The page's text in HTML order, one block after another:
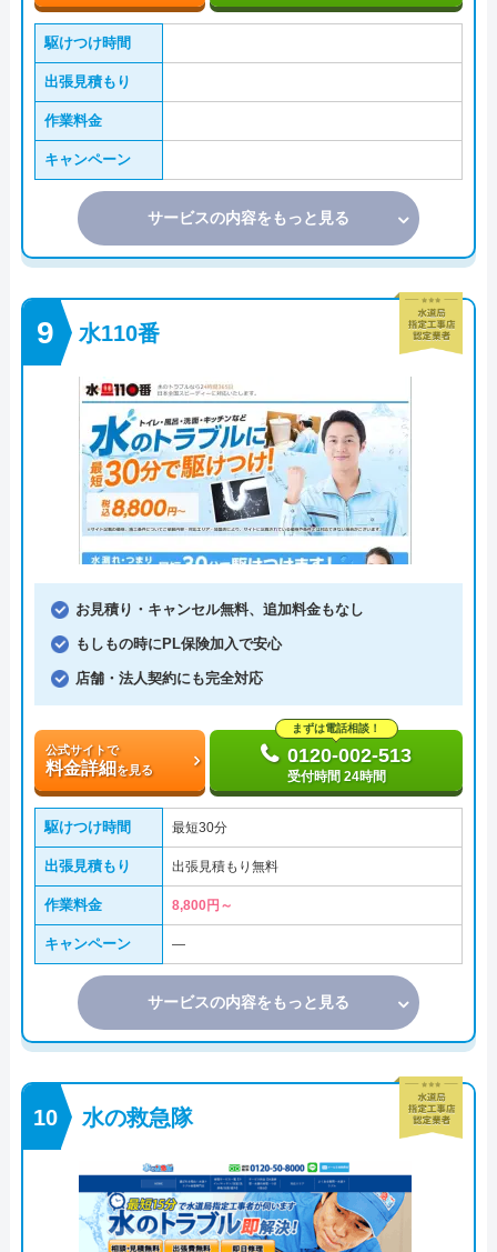
駆けつけ時間
出張見積もり
作業料金
キャンペーン
サービスの内容をもっと見る
水110番
お見積り・キャンセル無料、追加料金もなし
もしもの時にPL保険加入で安心
店舗・法人契約にも完全対応
公式サイトで
料金詳細を見る
まずは電話相談！
0120-002-513
受付時間 24時間
駆けつけ時間 最短30分
出張見積もり 出張見積もり無料
作業料金 8,800円～
キャンペーン ―
サービスの内容をもっと見る
水の救急隊